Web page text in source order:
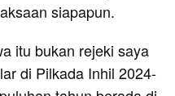
siapapun.
itu bukan rejeki saya
di Pilkada Inhil 2024-